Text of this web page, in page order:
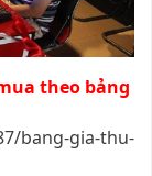
theo bảng
bang-gia-thu-